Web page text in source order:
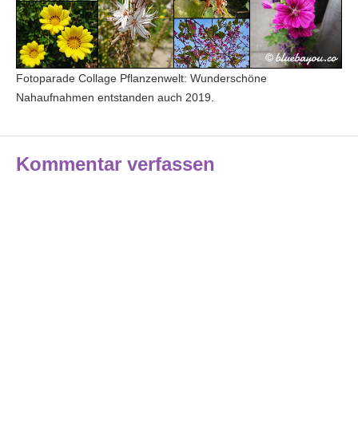
Fotoparade Collage Pflanzenwelt: Wunderschöne
Nahaufnahmen entstanden auch 2019.
Kommentar verfassen